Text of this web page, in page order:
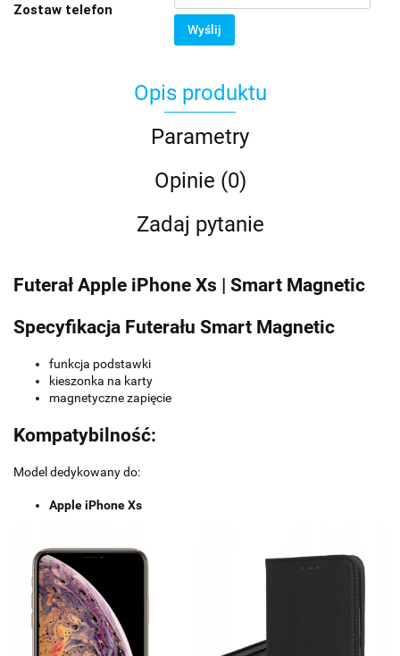
Zostaw telefon
Wyślij
Opis produktu
Parametry
Opinie (0)
Zadaj pytanie
Futerał Apple iPhone Xs | Smart Magnetic
Specyfikacja Futerału Smart Magnetic
funkcja podstawki
kieszonka na karty
magnetyczne zapięcie
Kompatybilność:
Model dedykowany do:
Apple iPhone Xs